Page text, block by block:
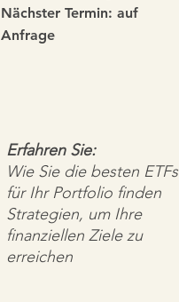
Nächster Termin: auf
Anfrage
Erfahren Sie:
Wie Sie die besten ETFs
für Ihr Portfolio finden
Strategien, um Ihre
finanziellen Ziele zu
erreichen